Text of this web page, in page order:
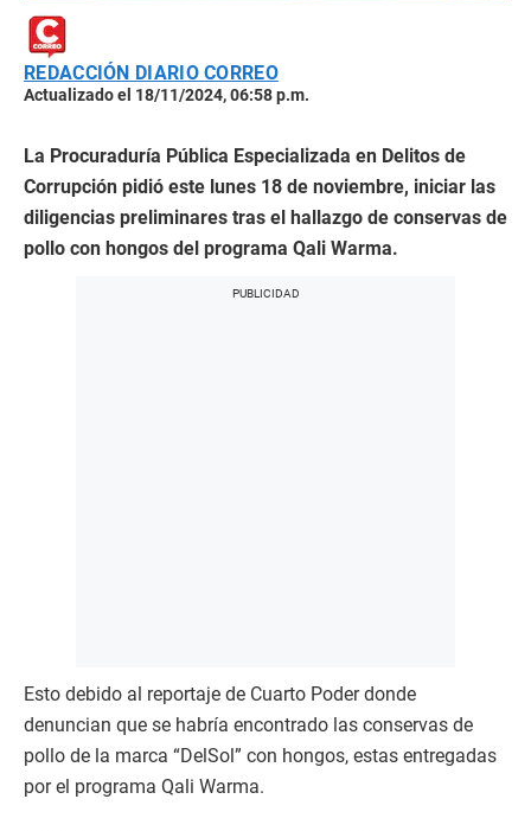
REDACCIÓN DIARIO CORREO
Actualizado el 18/11/2024, 06:58 p.m.
La Procuraduría Pública Especializada en Delitos de
Corrupción pidió este lunes 18 de noviembre, iniciar las
diligencias preliminares tras el hallazgo de conservas de
pollo con hongos del programa Qali Warma.
Esto debido al reportaje de Cuarto Poder donde
denuncian que se habría encontrado las conservas de
pollo de la marca “DelSol” con hongos, estas entregadas
por el programa Qali Warma.